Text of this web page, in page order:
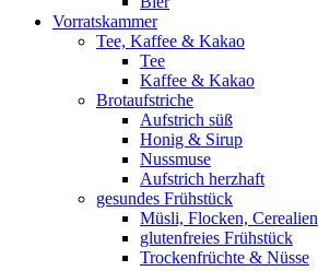
Vorratskammer
Tee, Kaffee & Kakao
Tee
Kaffee & Kakao
Brotaufstriche
Aufstrich süß
Honig & Sirup
Nussmuse
Aufstrich herzhaft
gesundes Frühstück
Müsli, Flocken, Cerealien
glutenfreies Frühstück
Trockenfrüchte & Nüsse